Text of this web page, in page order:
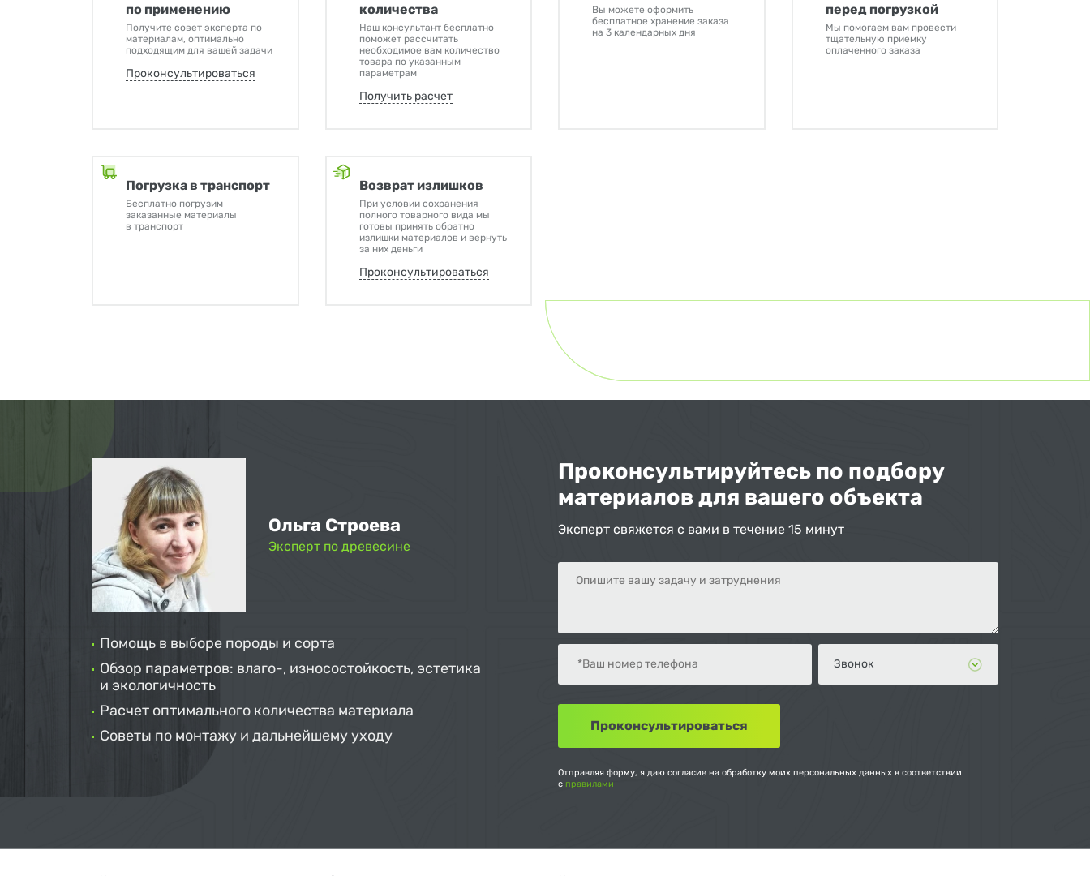
по применению
Получите совет эксперта по
материалам, оптимально
подходящим для вашей задачи
Проконсультироваться
количества
Наш консультант бесплатно
поможет рассчитать
необходимое вам количество
товара по указанным
параметрам
Получить расчет
Вы можете оформить
бесплатное хранение заказа
на 3 календарных дня
перед погрузкой
Мы помогаем вам провести
тщательную приемку
оплаченного заказа
Погрузка в транспорт
Бесплатно погрузим
заказанные материалы
в транспорт
Возврат излишков
При условии сохранения
полного товарного вида мы
готовы принять обратно
излишки материалов и вернуть
за них деньги
Проконсультироваться
Ольга Строева
Эксперт по древесине
Помощь в выборе породы и сорта
Обзор параметров: влаго-, износостойкость, эстетика
и экологичность
Расчет оптимального количества материала
Советы по монтажу и дальнейшему уходу
Проконсультируйтесь по подбору
материалов для вашего объекта
Эксперт свяжется с вами в течение 15 минут
Отправляя форму, я даю согласие на обработку моих персональных данных в соответствии
с правилами